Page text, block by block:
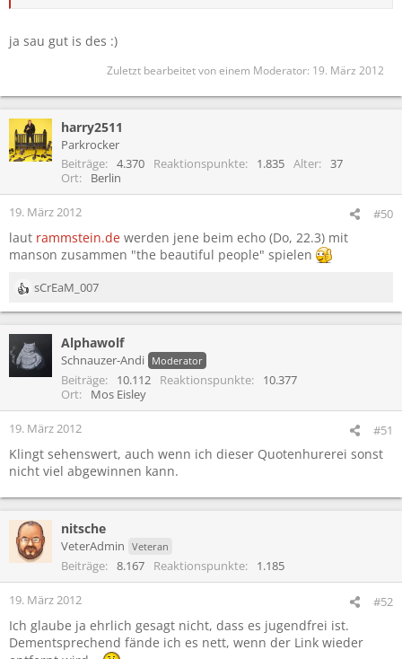
ja sau gut is des :)
Zuletzt bearbeitet von einem Moderator: 19. März 2012
harry2511
Parkrocker
Beiträge
4.370 Reaktionspunkte 1.835 Alter
37
Ort
Berlin
19. März 2012 #50
laut rammstein.de werden jene beim echo (Do, 22.3) mit
manson zusammen "the beautiful people" spielen
R
e
t
i
n
e
:
sCrEaM_007
Alphawolf
Schnauzer-Andi Moderator
Beiträge 10.112 Reaktionspunkte
10.377
Ort
Mos Eisley
19. März 2012 #51
Klingt sehenswert, auch wenn ich dieser Quotenhurerei sonst
nicht viel abgewinnen kann.
nitsche
VeterAdmin Veteran
Beiträge 8.167 Reaktionspunkte 1.185
19. März 2012 #52
Ich glaube ja ehrlich gesagt nicht, dass es jugendfrei ist.
Dementsprechend fände ich es nett, wenn der Link wieder